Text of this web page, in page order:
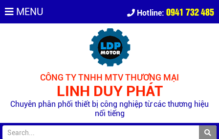
MENU Hotline: 0941 732 485
CÔNG TY TNHH MTV THƯƠNG MẠI
LINH DUY PHÁT
Chuyên phân phối thiết bị công nghiệp từ các thương hiệu
nổi tiếng